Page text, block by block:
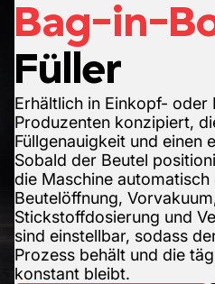
Bag-in-
Füller
Erhältlich in Einkopf-
Produzenten konzipiert,
Füllgenauigkeit und einen
Sobald der Beutel
die Maschine
Beutelöffnung,
Stickstoffdosierung und
sind einstellbar, sodass
Prozess behält und die
konstant bleibt.